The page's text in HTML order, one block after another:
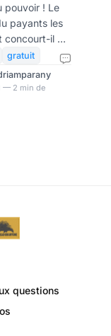
le
pouvoir ! Le
payants les
concourt-il à
des
par le
situation
de
médicale
se prendre
leur
d
gratuit
— 2 min de
questions